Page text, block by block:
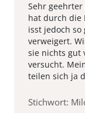
Sehr geehrter
hat durch die
isst jedoch so
verweigert.
sie nichts gut
versucht.
teilen sich ja
Stichwort: